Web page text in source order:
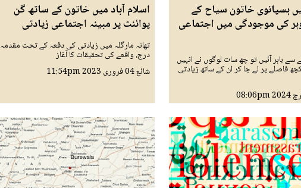
ہسپانوی خاتون سیاح کے
کی موجودگی میں اجتماعی
سے باہر آئیں تو چھ سات لوگوں نے انہیں
کچھ فاصلے پر لے جا کر ان کے ساتھ زیادتی
08:06pm
اسلام آباد میں خاتون کے ساتھ گن
پوائنٹ پر مبینہ اجتماعی زیادتی
تھانہ مارگلہ میں زیادتی کی دفعہ کے تحت مقدمہ
درج، واقعے کی تحقیقات کا آغاز
شائع04 فروری 2023 11:54pm